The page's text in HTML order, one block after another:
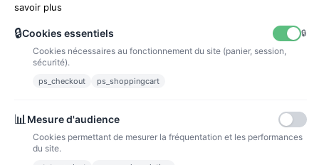
La poste
savoir plus
🔒Cookies essentiels
🔒
Cookies nécessaires au fonctionnement du site (panier, session,
sécurité).
ps_checkout ps_shoppingcart
📊 Mesure d'audience
Cookies permettant de mesurer la fréquentation et les performances
du site.